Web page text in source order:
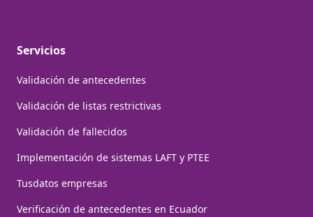
Servicios
Validación de antecedentes
Validación de listas restrictivas
Validación de fallecidos
Implementación de sistemas LAFT y PTEE
Tusdatos empresas
Verificación de antecedentes en Ecuador